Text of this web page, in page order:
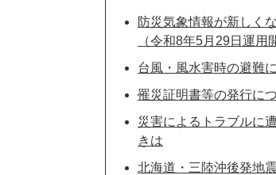
防災気象情報が新しく
（令和8年5月29日運用
台風・風水害時の避難
罹災証明書等の発行に
災害によるトラブルに
きは
北海道・三陸沖後発地